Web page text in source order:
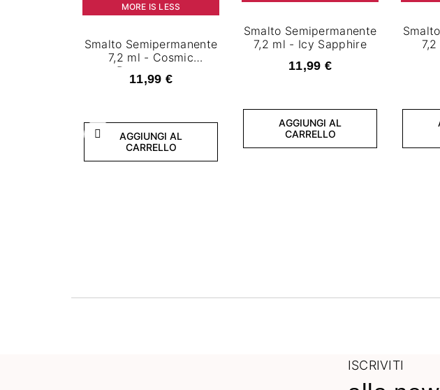
Precedente
MORE IS LESS
Smalto Semipermanente
7,2 ml - Cosmic
Dreamscape
11,99 €
AGGIUNGI AL
CARRELLO
Smalto Semipermanente
7,2 ml - Icy Sapphire
11,99 €
AGGIUNGI AL
CARRELLO
ISCRIVITI